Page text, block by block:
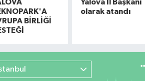
BİRLİĞİ
Yalova İl Başkanı
olarak atandı